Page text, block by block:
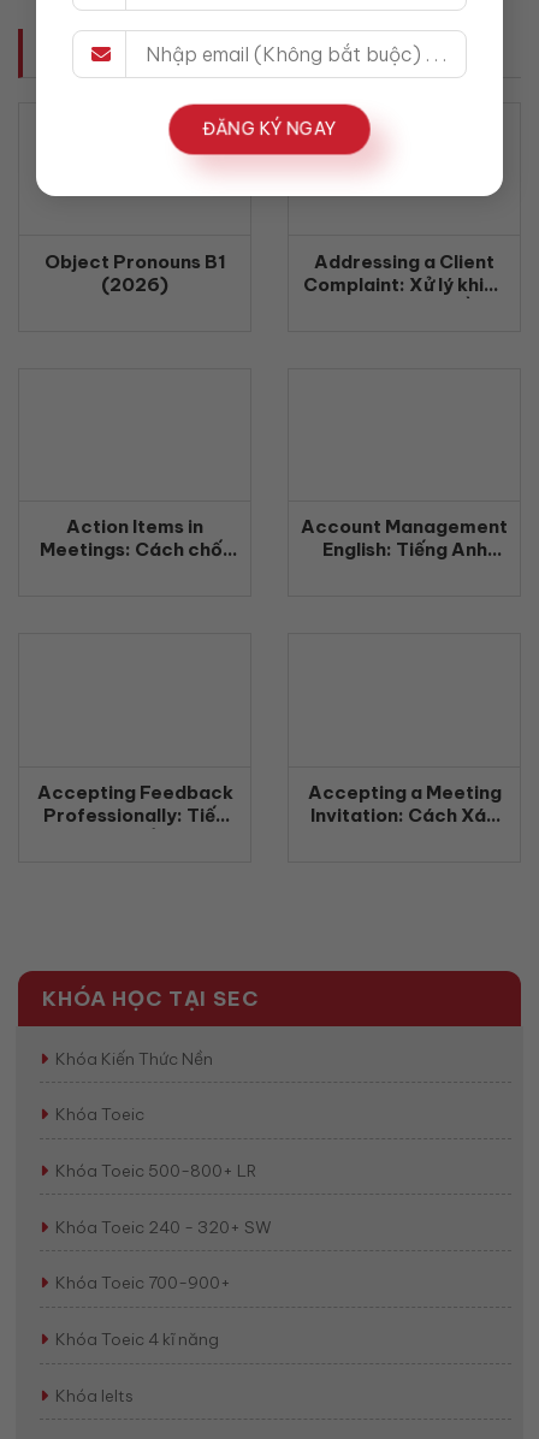
ĐĂNG KÝ NGAY
BÀI VIẾT LIÊN QUAN
Object Pronouns B1
(2026)
Addressing a Client
Complaint: Xử lý khiếu
Action Items in
Meetings: Cách chốt
Account Management
English: Tiếng Anh
Accepting Feedback
Professionally: Tiếp
Accepting a Meeting
Invitation: Cách Xác
KHÓA HỌC TẠI SEC
Khóa Kiến Thức Nền
Khóa Toeic
Khóa Toeic 500-800+ LR
Khóa Toeic 240 - 320+ SW
Khóa Toeic 700-900+
Khóa Toeic 4 kĩ năng
Khóa Ielts